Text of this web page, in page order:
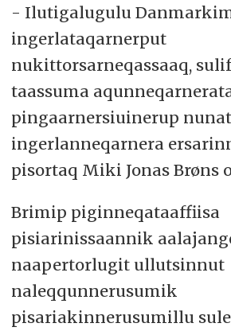
- Ilutigalugulu
ingerlataqarnerput
nukittorsarneqassaaq,
taassuma
pingaarnersiuinerup
ingerlanneqarnera
pisortaq Miki Jonas Brøns
Brimip piginneqataaffiisa
pisiarinissaannik
naapertorlugit ullutsinnut
naleqqunnerusumik
pisariakinnerusumillu